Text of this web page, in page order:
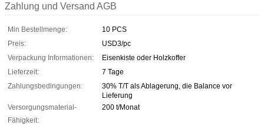
Zahlung und Versand AGB
Min Bestellmenge:
10 PCS
Preis:
USD3/pc
Verpackung Informationen:
Eisenkiste oder Holzkoffer
Lieferzeit:
7 Tage
Zahlungsbedingungen:
30% T/T als Ablagerung, die Balance vor
Lieferung
Versorgungsmaterial-
Fähigkeit:
200 t/Monat